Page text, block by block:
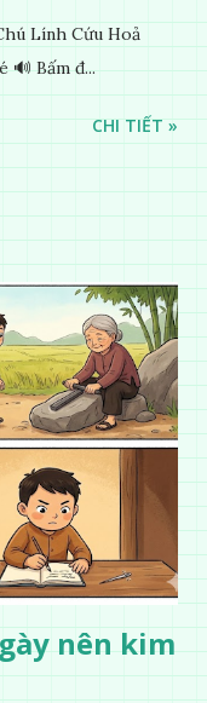
Lính Cứu Hoả
🔊 Bấm đ...
CHI TIẾT »
nên kim